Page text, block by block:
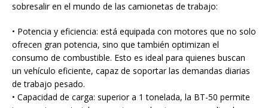
sobresalir en el mundo de las camionetas de trabajo:
• Potencia y eficiencia: está equipada con motores que no solo
ofrecen gran potencia, sino que también optimizan el
consumo de combustible. Esto es ideal para quienes buscan
un vehículo eficiente, capaz de soportar las demandas diarias
de trabajo pesado.
• Capacidad de carga: superior a 1 tonelada, la BT-50 permite